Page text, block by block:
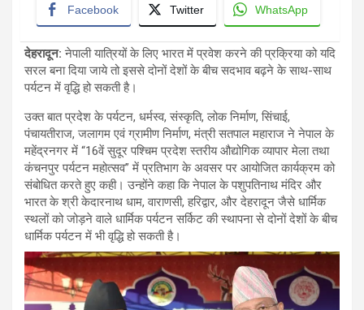
Facebook Twitter WhatsApp
देहरादून: नेपाली यात्रियों के लिए भारत में प्रवेश करने की प्रक्रिया को यदि
सरल बना दिया जाये तो इससे दोनों देशों के बीच सदभाव बढ़ने के साथ-साथ
पर्यटन में वृद्धि हो सकती है।
उक्त बात प्रदेश के पर्यटन, धर्मस्व, संस्कृति, लोक निर्माण, सिंचाई,
पंचायतीराज, जलागम एवं ग्रामीण निर्माण, मंत्री सतपाल महाराज ने नेपाल के
महेंद्रनगर में “16वें सुदूर पश्चिम प्रदेश स्तरीय औद्योगिक व्यापार मेला तथा
कंचनपुर पर्यटन महोत्सव” में प्रतिभाग के अवसर पर आयोजित कार्यक्रम को
संबोधित करते हुए कही। उन्होंने कहा कि नेपाल के पशुपतिनाथ मंदिर और
भारत के श्री केदारनाथ धाम, वाराणसी, हरिद्वार, और देहरादून जैसे धार्मिक
स्थलों को जोड़ने वाले धार्मिक पर्यटन सर्किट की स्थापना से दोनों देशों के बीच
धार्मिक पर्यटन में भी वृद्धि हो सकती है।